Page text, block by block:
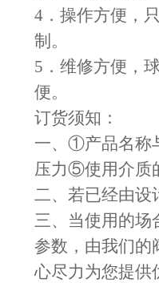
4．操作方便，
制。
5．维修方便，
便。
订货须知：
一、①产品名称
压力⑤使用介质
二、若已经由设
三、当使用的场
参数，由我们的
心尽力为您提供